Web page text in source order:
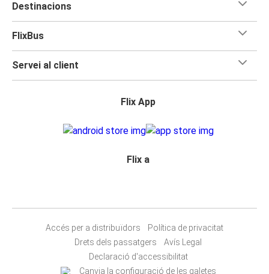
Destinacions
FlixBus
Servei al client
Flix App
Flix a
Accés per a distribuïdors
Política de privacitat
Drets dels passatgers
Avís Legal
Declaració d'accessibilitat
Canvia la configuració de les galetes